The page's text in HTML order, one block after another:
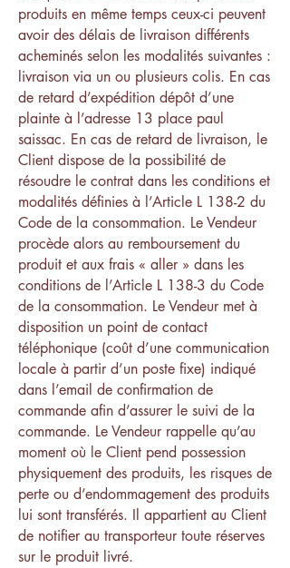
produits en même temps ceux-ci peuvent
avoir des délais de livraison différents
acheminés selon les modalités suivantes :
livraison via un ou plusieurs colis. En cas
de retard d’expédition dépôt d’une
plainte à l’adresse 13 place paul
saissac. En cas de retard de livraison, le
Client dispose de la possibilité de
résoudre le contrat dans les conditions et
modalités définies à l’Article L 138-2 du
Code de la consommation. Le Vendeur
procède alors au remboursement du
produit et aux frais « aller » dans les
conditions de l’Article L 138-3 du Code
de la consommation. Le Vendeur met à
disposition un point de contact
téléphonique (coût d’une communication
locale à partir d’un poste fixe) indiqué
dans l’email de confirmation de
commande afin d’assurer le suivi de la
commande. Le Vendeur rappelle qu’au
moment où le Client pend possession
physiquement des produits, les risques de
perte ou d’endommagement des produits
lui sont transférés. Il appartient au Client
de notifier au transporteur toute réserves
sur le produit livré.